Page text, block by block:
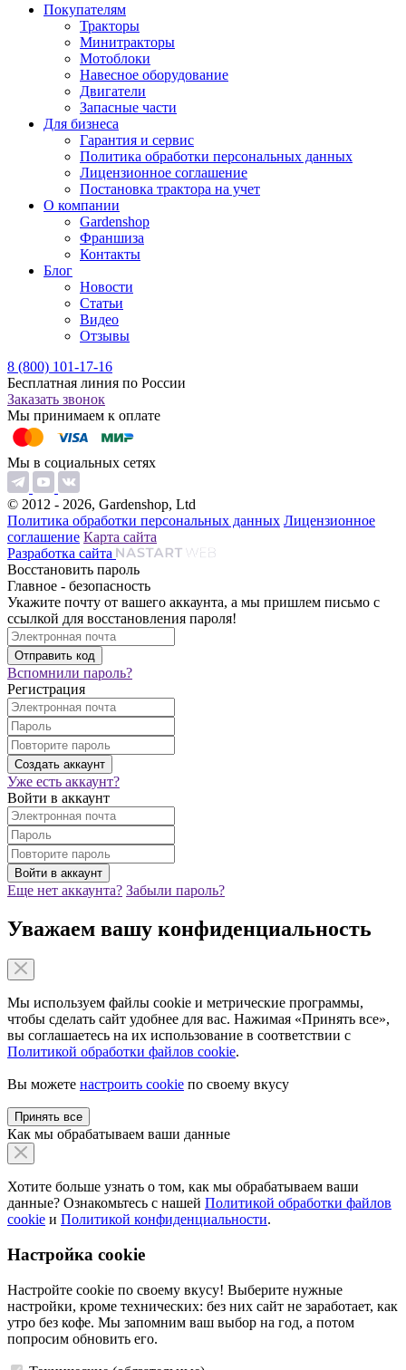
Покупателям
Тракторы
Минитракторы
Мотоблоки
Навесное оборудование
Двигатели
Запасные части
Для бизнеса
Гарантия и сервис
Политика обработки персональных данных
Лицензионное соглашение
Постановка трактора на учет
О компании
Gardenshop
Франшиза
Контакты
Блог
Новости
Статьи
Видео
Отзывы
8 (800) 101-17-16
Бесплатная линия по России
Заказать звонок
Мы принимаем к оплате
Мы в социальных сетях
© 2012 - 2026, Gardenshop, Ltd
Политика обработки персональных данных Лицензионное
соглашение Карта сайта
Разработка сайта
Восстановить пароль
Главное - безопасность
Укажите почту от вашего аккаунта, а мы пришлем письмо с
ссылкой для восстановления пароля!
Вспомнили пароль?
Регистрация
Уже есть аккаунт?
Войти в аккаунт
Еще нет аккаунта? Забыли пароль?
Уважаем вашу конфиденциальность
Мы используем файлы cookie и метрические программы,
чтобы сделать сайт удобнее для вас. Нажимая «Принять все»,
вы соглашаетесь на их использование в соответствии с
Политикой обработки файлов cookie.
Вы можете настроить cookie по своему вкусу
Принять все
Как мы обрабатываем ваши данные
Хотите больше узнать о том, как мы обрабатываем ваши
данные? Ознакомьтесь с нашей Политикой обработки файлов
cookie и Политикой конфиденциальности.
Настройка cookie
Настройте cookie по своему вкусу! Выберите нужные
настройки, кроме технических: без них сайт не заработает, как
утро без кофе. Мы запомним ваш выбор на год, а потом
попросим обновить его.